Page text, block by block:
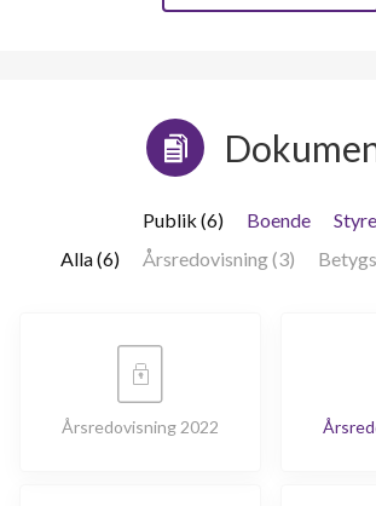
Publik (6) Boende
Alla (6)
Årsredovisning (3)
Årsredovisning 2022